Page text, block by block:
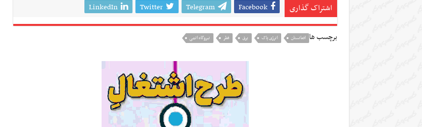
اشتراک گذاری Facebook
Telegram
Twitter
LinkedIn
برچسب ها افغانستان انرژی پاک برق قطر نیروگاه اتمی